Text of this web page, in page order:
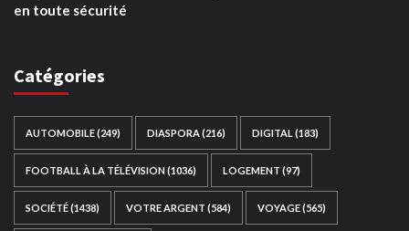
en toute sécurité
Catégories
AUTOMOBILE(249) DIASPORA (216) DIGITAL (183)
FOOTBALL À LA TÉLÉVISION(1036) LOGEMENT (97)
SOCIÉTÉ(1438) VOTRE ARGENT (584) VOYAGE(565)